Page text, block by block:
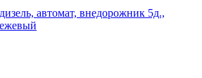
автомат, внедорожник 5д.,